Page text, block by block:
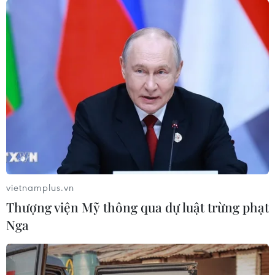
Canh tác biển - động lực
mới cho kinh tế biển Việt
Nam
Giá vàng hướng tới tuần
tăng mạnh nhất kể từ
tháng 1/2026
07/08/2026 08:14
Hạn hán nghiêm trọng đe
dọa "huyết mạch" kinh tế
châu Âu
yêu cầu xuất khẩu bền
vững
vietnamplus.vn
Thượng viện Mỹ thông qua dự luật trừng phạt
Nga